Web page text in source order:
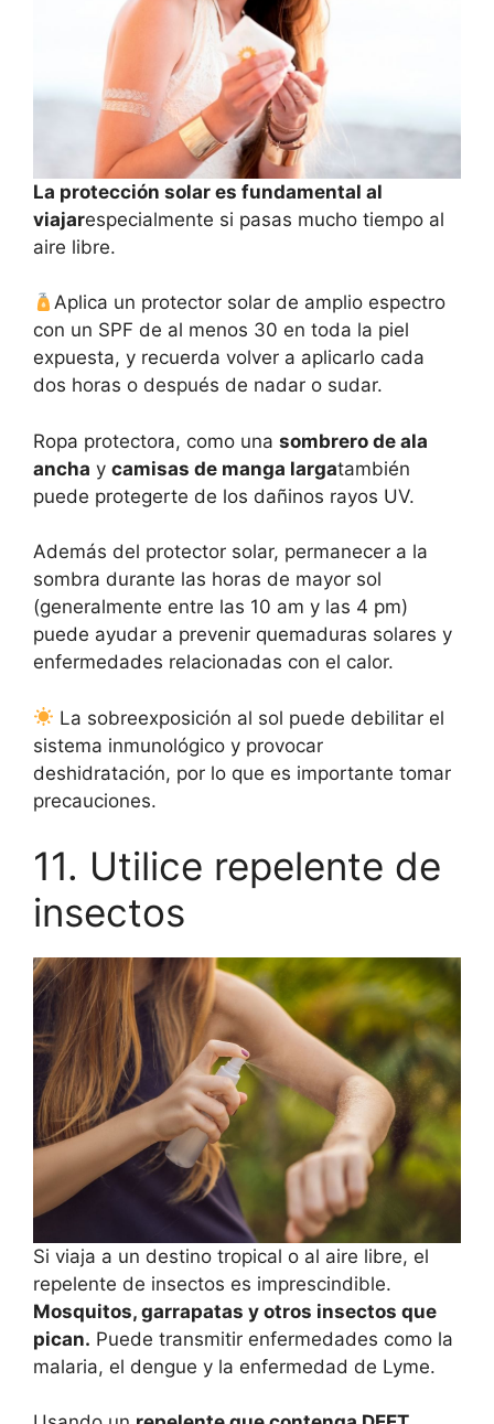
La protección solar es fundamental al
viajarespecialmente si pasas mucho tiempo al
aire libre.
Aplica un protector solar de amplio espectro
con un SPF de al menos 30 en toda la piel
expuesta, y recuerda volver a aplicarlo cada
dos horas o después de nadar o sudar.
Ropa protectora, como una sombrero de ala
ancha y camisas de manga largatambién
puede protegerte de los dañinos rayos UV.
Además del protector solar, permanecer a la
sombra durante las horas de mayor sol
(generalmente entre las 10 am y las 4 pm)
puede ayudar a prevenir quemaduras solares y
enfermedades relacionadas con el calor.
La sobreexposición al sol puede debilitar el
sistema inmunológico y provocar
deshidratación, por lo que es importante tomar
precauciones.
11. Utilice repelente de
insectos
Si viaja a un destino tropical o al aire libre, el
repelente de insectos es imprescindible.
Mosquitos, garrapatas y otros insectos que
pican. Puede transmitir enfermedades como la
malaria, el dengue y la enfermedad de Lyme.